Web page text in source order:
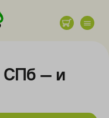
СПб — и